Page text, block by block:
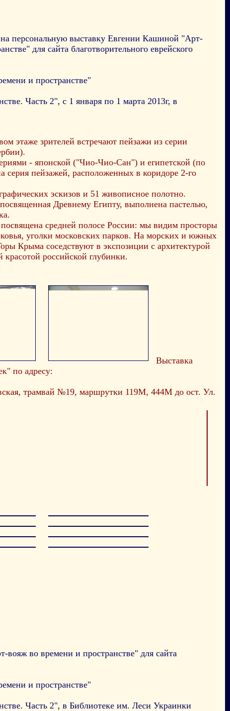
на персональную выставку Евгении Кашиной "Арт-
для сайта благотворительного еврейского
и пространстве"
Часть 2", с 1 января по 1 марта 2013г, в
этаже зрителей встречают пейзажи из серии
- японской ("Чио-Чио-Сан") и египетской (по
пейзажей, расположенных в коридоре 2-го
эскизов и 51 живописное полотно.
Древнему Египту, выполнена пастелью,
средней полосе России: мы видим просторы
уголки московских парков. На морских и южных
Крыма соседствуют в экспозиции с архитектурой
российской глубинки.
Выставка
по адресу:
трамвай №19, маршрутки 119М, 444М до ост. Ул.
во времени и пространстве" для сайта
и пространстве"
Часть 2", в Библиотеке им. Леси Украинки